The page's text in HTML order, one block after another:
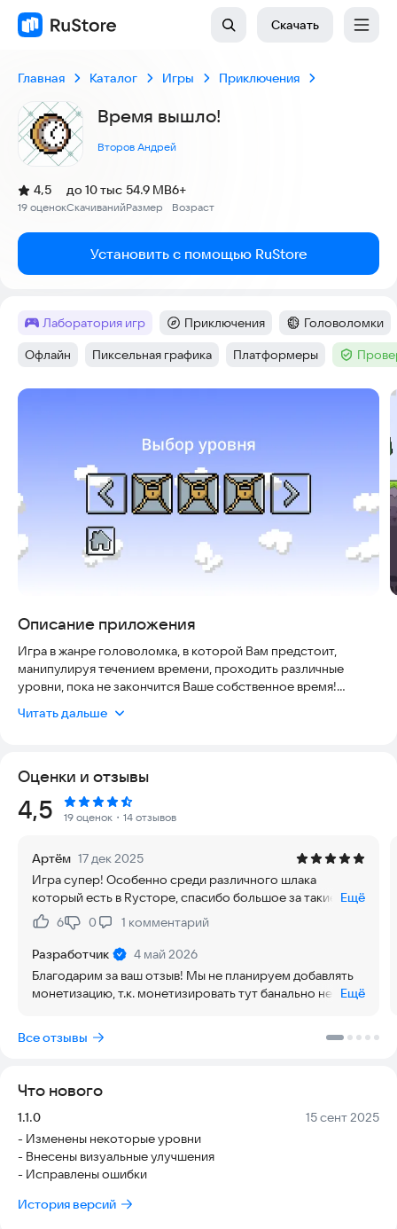
Скачать
Главная Каталог Игры Приключения
Время вышло!
Второв Андрей
Рейтинг:
4,5
(
19 оценок
)
Скачиваний
до 10 тыс
Размер
54.9 MB
Возраст
6+
Установить с помощью RuStore
Метка:
лаборатория игр Категория:
Приключения Категория:
Головоломки
Тег:
Офлайн Тег:
Пиксельная графика Тег:
Платформеры Тег :
Скриншоты
Описание приложения
Игра в жанре головоломка, в которой Вам предстоит,
манипулируя течением времени, проходить различные
уровни, пока не закончится Ваше собственное время!
Преодолевайте различные препятствия и изучайте локации,
лучшее впечатление от игры!
Проходить уровни будет непросто, ведь на пути, помимо
обычных препятствий, Вам будут встречаться временные
временем, для того чтобы преодолевать их!
При поддержке РТУ МИРЭА
Читать дальше
Оценки и отзывы
Рейтинг:
4,5 19 оценок ・14 отзывов
Артём 17 дек 2025
Игра супер! Особенно среди различного шлака
который есть в Rусторе, спасибо большое за такие
гениальные идеи, моё уважение разработчику и всем
людям, которые приложили руку. Готов покупать
различные DLC, если таковой и в будущем планируется,
я считаю пора уже монетизировать своё творчество.)
Ещё
Нравится:
6Не нравится:
0 1 комментарий
Разработчик
4 май 2026
Благодарим за ваш отзыв! Мы не планируем добавлять
монетизацию, т.к. монетизировать тут банально нечего
Ещё
Все отзывы
Что нового
Версия:
1.1.0 Дата:
15 сент 2025
- Изменены некоторые уровни
- Внесены визуальные улучшения
- Исправлены ошибки
История версий